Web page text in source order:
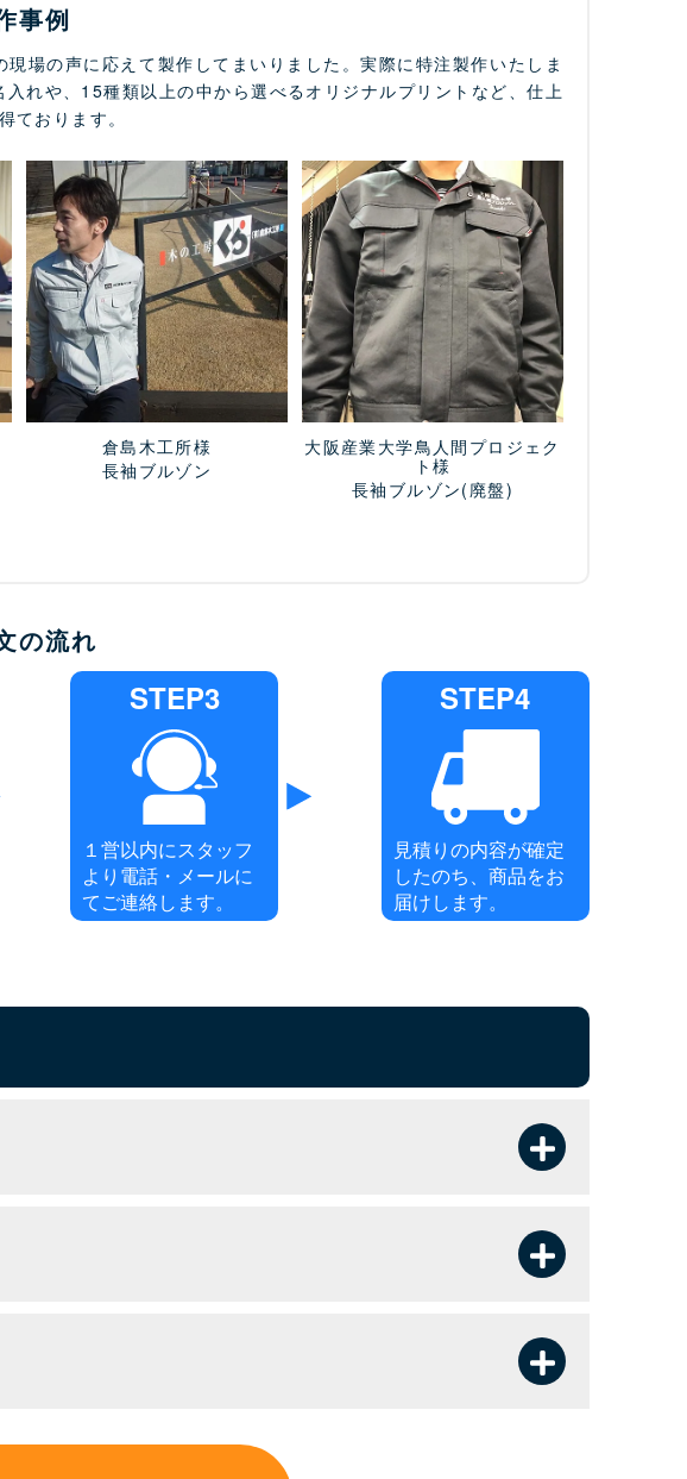
事例
場の声に応えて製作してまいりました。実際に特注製作いたしま
れや、15種類以上の中から選べるオリジナルプリントなど、仕上
ております。
倉島木工所様
長袖ブルゾン
大阪産業大学鳥人間プロジェク
ト様
長袖ブルゾン(廃盤)
の流れ
STEP3
１営以内にスタッフ
より電話・メールに
てご連絡します。
STEP4
見積りの内容が確定
したのち、商品をお
届けします。